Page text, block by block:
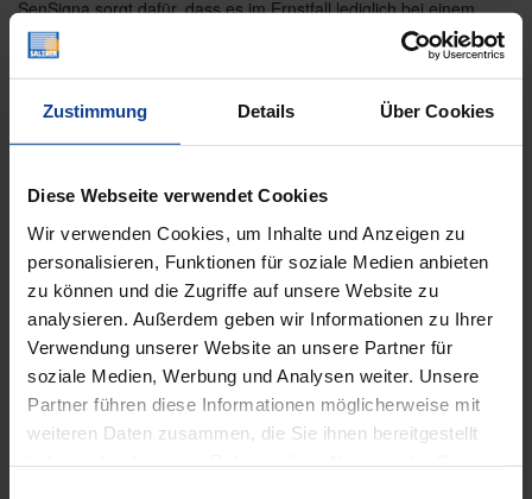
Zustimmung Details Über Cookies
Diese Webseite verwendet Cookies
Wir verwenden Cookies, um Inhalte und Anzeigen zu
personalisieren, Funktionen für soziale Medien anbieten
zu können und die Zugriffe auf unsere Website zu
analysieren. Außerdem geben wir Informationen zu Ihrer
Verwendung unserer Website an unsere Partner für
soziale Medien, Werbung und Analysen weiter. Unsere
Partner führen diese Informationen möglicherweise mit
weiteren Daten zusammen, die Sie ihnen bereitgestellt
SenSigna sorgt dafür, dass es im Ernstfall lediglich bei einem
Einbruchsversuch bleibt. SenSigna erfasst die Bewegung Ihrer
Außenjalousie, sind diese untypische, …
„SENSIGNA:
SICHERHEIT
IHR
ZUHAUSE“
WEITERLESEN